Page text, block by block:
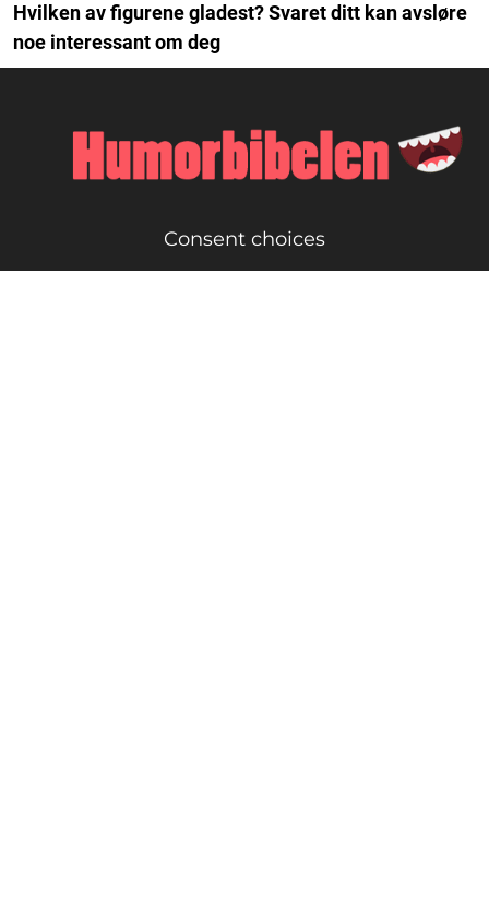
Hvilken av figurene gladest? Svaret ditt kan avsløre
noe interessant om deg
Consent choices